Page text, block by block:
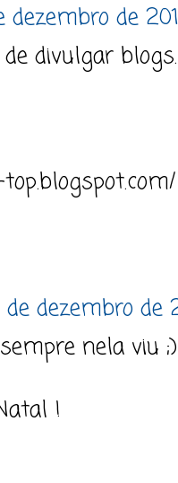
dezembro de
divulgar blogs.
dezembro de
nela viu ;)
!